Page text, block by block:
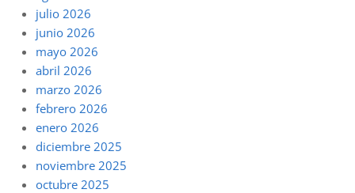
julio 2026
junio 2026
mayo 2026
abril 2026
marzo 2026
febrero 2026
enero 2026
diciembre 2025
noviembre 2025
octubre 2025